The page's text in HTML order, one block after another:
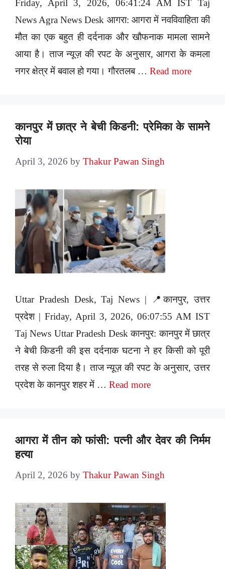
Friday, April 3, 2026, 06:41:24 AM IST Taj
News Agra News Desk आगरा: आगरा में नवविवाहिता की
मौत का एक बहुत ही दर्दनाक और खौफनाक मामला सामने
आया है। ताज न्यूज़ की रपट के अनुसार, आगरा के कमला
नगर क्षेत्र में बवाल हो गया। गौरतलब … Read more
कानपुर में छात्र ने बेची किडनी: प्रेमिका के सामने
रोया
April 3, 2026 by Thakur Pawan Singh
Uttar Pradesh Desk, Taj News | 📍कानपुर, उत्तर
प्रदेश | Friday, April 3, 2026, 06:07:55 AM IST
Taj News Uttar Pradesh Desk कानपुर: कानपुर में छात्र
ने बेची किडनी की इस दर्दनाक घटना ने हर किसी को पूरी
तरह से रुला दिया है। ताज न्यूज़ की रपट के अनुसार, उत्तर
प्रदेश के कानपुर शहर में … Read more
आगरा में तीन को फांसी: पत्नी और देवर की निर्मम
हत्या
April 2, 2026 by Thakur Pawan Singh